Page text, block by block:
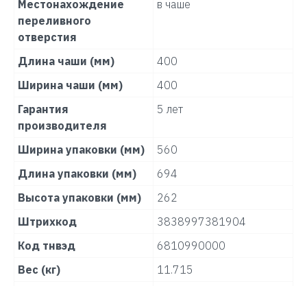
Местонахождение
переливного
отверстия
в чаше
Длина чаши (мм)
400
Ширина чаши (мм)
400
Гарантия
производителя
5 лет
Ширина упаковки (мм)
560
Длина упаковки (мм)
694
Высота упаковки (мм)
262
Штрихкод
3838997381904
Код тнвэд
6810990000
Вес (кг)
11.715